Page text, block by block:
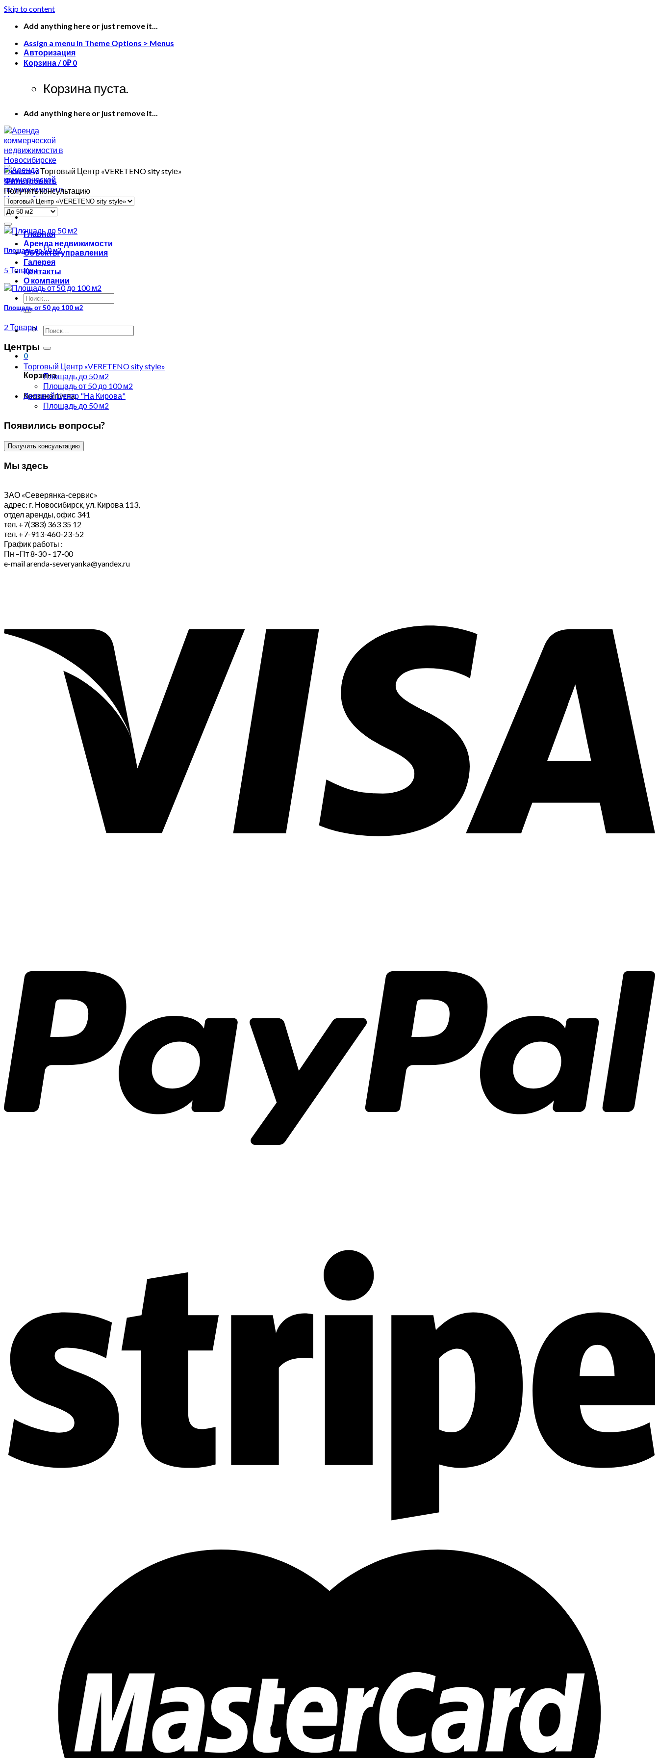
Skip to content
Add anything here or just remove it...
Assign a menu in Theme Options > Menus
Авторизация
Корзина /0₽ 0
Корзина пуста.
Add anything here or just remove it...
Главная
Аренда недвижимости
Объекты управления
Галерея
Контакты
О компании
0
Корзина
Корзина пуста.
Главная/Торговый Центр «VERETENO sity stylе»
Фильтровать
Получить консультацию
Площадь до 50 м2
5 Товары
Площадь от 50 до 100 м2
2 Товары
Центры
Торговый Центр «VERETENO sity stylе»
Площадь до 50 м2
Площадь от 50 до 100 м2
Деловой Центр "На Кирова"
Площадь до 50 м2
Появились вопросы?
Получить консультацию
Мы здесь
ЗАО «Северянка-сервис»
адрес: г. Новосибирск, ул. Кирова 113,
отдел аренды, офис 341
тел. +7(383) 363 35 12
тел. +7-913-460-23-52
График работы :
Пн –Пт 8-30 - 17-00
e-mail arenda-severyanka@yandex.ru